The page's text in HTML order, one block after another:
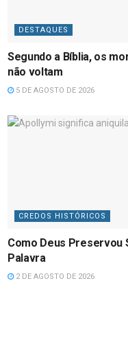
DESTAQUES
Segundo a Bíblia, os
não voltam
5 DE AGOSTO DE 2026
CREDOS HISTÓRICOS
Como Deus Preservou
Palavra
2 DE AGOSTO DE 2026